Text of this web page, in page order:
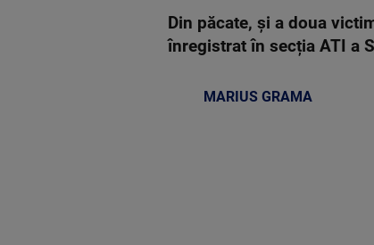
Din păcate, și a doua
înregistrat în secția ATI a
MARIUS GRAMA